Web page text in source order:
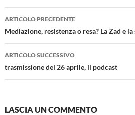
Navigazione
articolo
ARTICOLO PRECEDENTE
Mediazione, resistenza o resa? La Zad e
ARTICOLO SUCCESSIVO
trasmissione del 26 aprile, il podcast
LASCIA UN COMMENTO